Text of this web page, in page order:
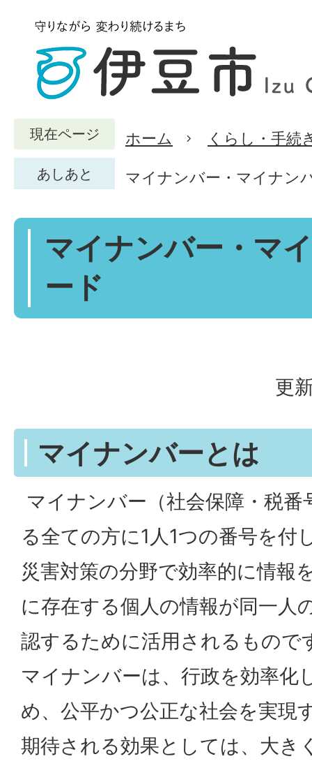
現在ページ ホーム くらし・手続
あしあと マイナンバー・マイナン
マイナンバー・マ
ード
更
マイナンバーとは
マイナンバー（社会保障・税
る全ての方に1人1つの番号を付
災害対策の分野で効率的に情報
に存在する個人の情報が同一人
認するために活用されるもので
マイナンバーは、行政を効率化
め、公平かつ公正な社会を実現
期待される効果としては、大き